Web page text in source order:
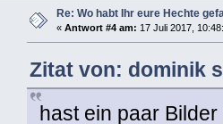
Re: Wo habt Ihr eure Hechte
« Antwort #4 am: 17 Juli 2017,
Zitat von: dominik
hast ein paar